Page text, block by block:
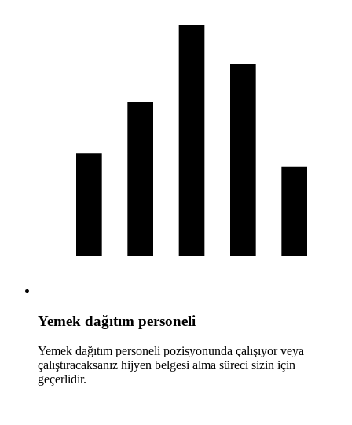
Yemek dağıtım personeli
Yemek dağıtım personeli pozisyonunda çalışıyor veya
çalıştıracaksanız hijyen belgesi alma süreci sizin için
geçerlidir.